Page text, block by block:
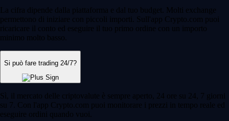
La cifra dipende dalla piattaforma e dal tuo budget. Molti exchange
permettono di iniziare con piccoli importi. Sull'app Crypto.com puoi
ricaricare il conto ed eseguire il tuo primo ordine con un importo
minimo molto basso.
Si può fare trading 24/7?
Sì, il mercato delle criptovalute è sempre aperto, 24 ore su 24, 7 giorni
su 7. Con l'app Crypto.com puoi monitorare i prezzi in tempo reale ed
eseguire ordini quando vuoi.